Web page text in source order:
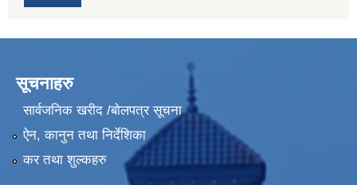
सूचनाहरु
सार्वजनिक खरीद /बोलपत्र सूचना
ऐन, कानुन तथा निर्देशिका
कर तथा शुल्कहरु